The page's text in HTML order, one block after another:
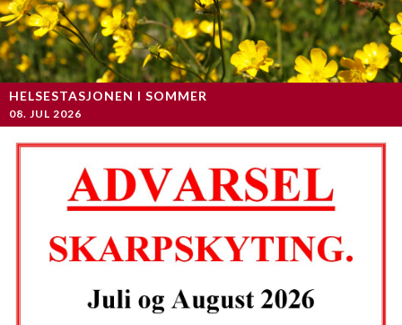
HELSESTASJONEN I SOMMER
08. JUL 2026